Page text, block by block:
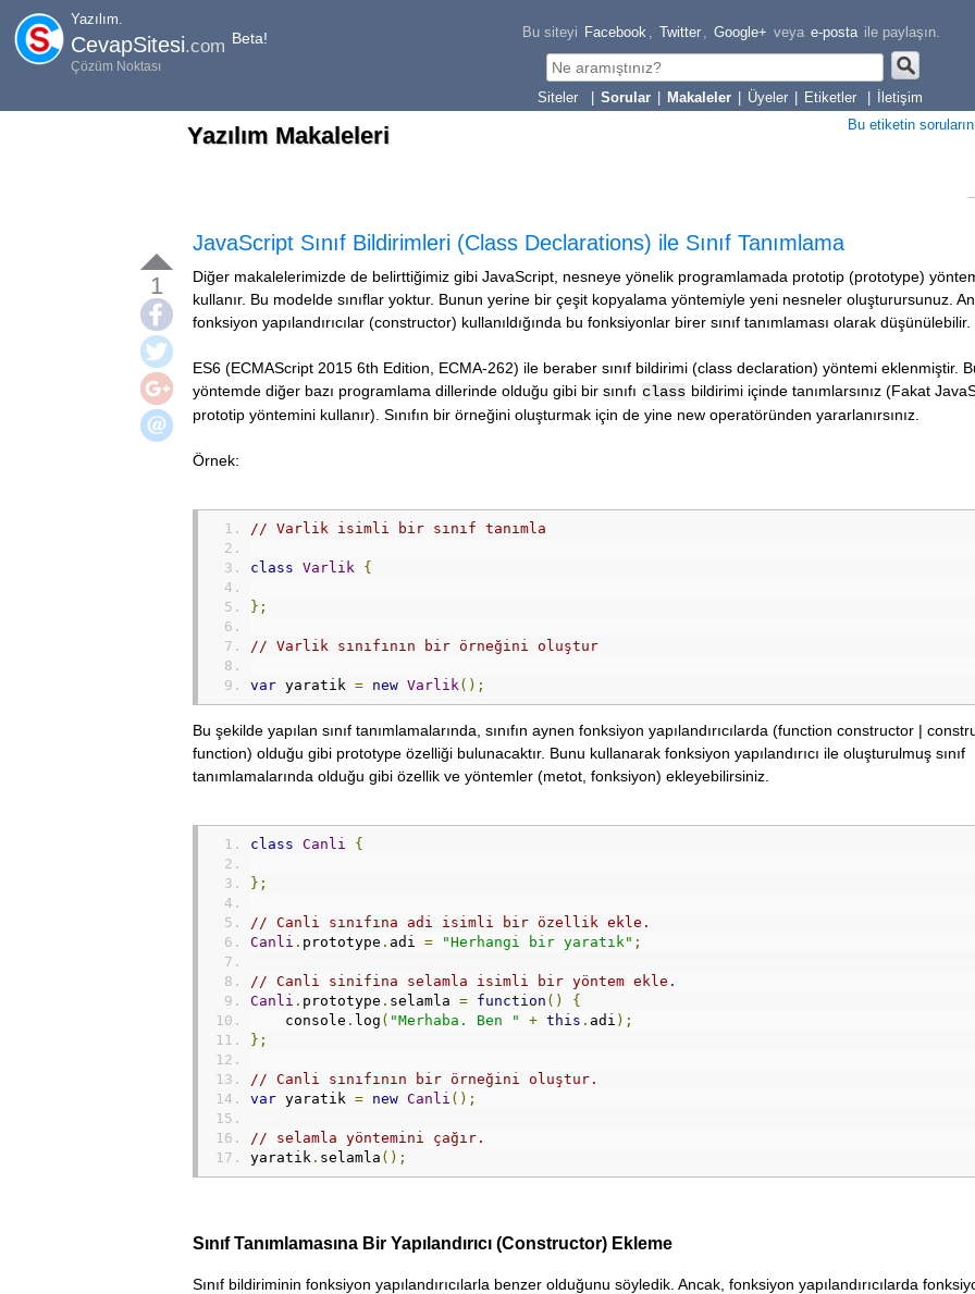
Yazılım.
CevapSitesi.com Beta!
Çözüm Noktası
Bu siteyi Facebook , Twitter , Google+ veya e-posta ile paylaşın.
Sorular Makaleler Üyeler Etiketler İletişim
Yazılım Makaleleri Bu etiketin
1
JavaScript Sınıf Bildirimleri (Class Declarations) ile Sınıf Tanımlama
Diğer makalelerimizde de belirttiğimiz gibi JavaScript, nesneye yönelik programlamada prototip (prototype)
kullanır. Bu modelde sınıflar yoktur. Bunun yerine bir çeşit kopyalama yöntemiyle yeni nesneler oluşturursunuz.
fonksiyon yapılandırıcılar (constructor) kullanıldığında bu fonksiyonlar birer sınıf tanımlaması olarak düşünülebilir.
ES6 (ECMAScript 2015 6th Edition, ECMA-262) ile beraber sınıf bildirimi (class declaration) yöntemi eklenmiştir.
yöntemde diğer bazı programlama dillerinde olduğu gibi bir sınıfı class bildirimi içinde tanımlarsınız (Fakat
prototip yöntemini kullanır). Sınıfın bir örneğini oluşturmak için de yine new operatöründen yararlanırsınız.
Örnek:
// Varlik isimli bir sınıf tanımla
class Varlik {
};
// Varlik sınıfının bir örneğini oluştur
var yaratik = new Varlik();
Bu şekilde yapılan sınıf tanımlamalarında, sınıfın aynen fonksiyon yapılandırıcılarda (function constructor |
function) olduğu gibi prototype özelliği bulunacaktır. Bunu kullanarak fonksiyon yapılandırıcı ile oluşturulmuş sınıf
tanımlamalarında olduğu gibi özellik ve yöntemler (metot, fonksiyon) ekleyebilirsiniz.
class Canli {
};
// Canli sınıfına adi isimli bir özellik ekle.
Canli . prototype . adi = "Herhangi bir yaratık" ;
// Canli sinifina selamla isimli bir yöntem ekle.
Canli . prototype . selamla = function ()
{
    console
. log ( "Merhaba. Ben " + this . adi );
};
// Canli sınıfının bir örneğini oluştur.
var yaratik = new Canli ();
// selamla yöntemini çağır.
yaratik . selamla ();
Sınıf Tanımlamasına Bir Yapılandırıcı (Constructor) Ekleme
Sınıf bildiriminin fonksiyon yapılandırıcılarla benzer olduğunu söyledik. Ancak, fonksiyon yapılandırıcılarda